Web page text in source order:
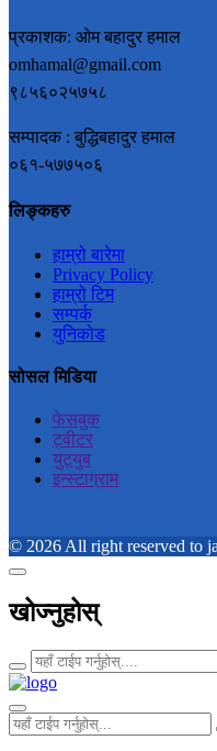
प्रकाशक: ओम बहादुर हमाल
omhamal@gmail.com
९८५६०२५७५८
सम्पादक : बुद्धिबहादुर हमाल
०६१-५७७५०६
लिङ्कहरु
हाम्रो बारेमा
Privacy Policy
हाम्रो टिम
सम्पर्क
युनिकोड
सोसल मिडिया
फेसबुक
ट्वीटर
युट्युब
इन्स्टाग्राम
© 2026 All right reserved to
खोज्नुहोस्